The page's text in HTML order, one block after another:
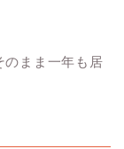
のまま一年も居